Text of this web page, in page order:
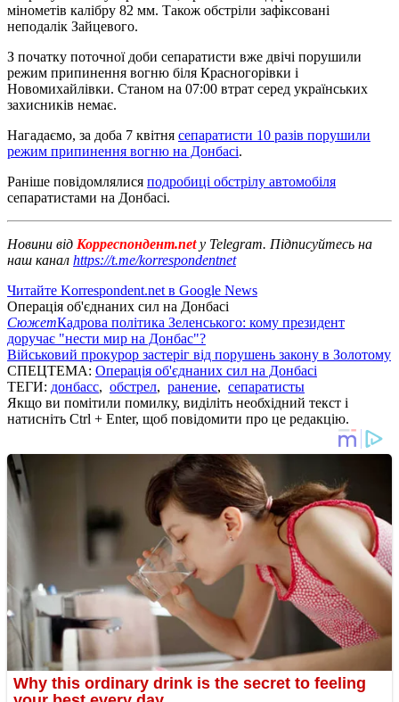
мінометів калібру 82 мм. Також обстріли зафіксовані
неподалік Зайцевого.
З початку поточної доби сепаратисти вже двічі порушили
режим припинення вогню біля Красногорівки і
Новомихайлівки. Станом на 07:00 втрат серед українських
захисників немає.
Нагадаємо, за доба 7 квітня сепаратисти 10 разів порушили
режим припинення вогню на Донбасі.
Раніше повідомлялися подробиці обстрілу автомобіля
сепаратистами на Донбасі.
Новини від Корреспондент.net у Telegram. Підписуйтесь на
наш канал https://t.me/korrespondentnet
Читайте Korrespondent.net в Google News
Операція об'єднаних сил на Донбасі
СюжетКадрова політика Зеленського: кому президент
доручає "нести мир на Донбас"?
Військовий прокурор застеріг від порушень закону в Золотому
СПЕЦТЕМА: Операція об'єднаних сил на Донбасі
ТЕГИ: донбасс, обстрел, ранение, сепаратисты
Якщо ви помітили помилку, виділіть необхідний текст і
натисніть Ctrl + Enter, щоб повідомити про це редакцію.